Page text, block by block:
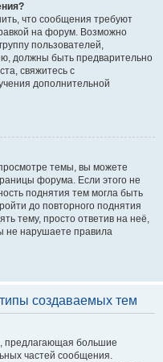
что сообщения требуют
на форум. Возможно
пользователей,
должны быть предварительно
свяжитесь с
дополнительной
темы, вы можете
форума. Если этого не
поднятия тем могла быть
до повторного поднятия
тему, просто ответив на неё,
не нарушаете правила
создаваемых тем
предлагающая большие
частей сообщения.